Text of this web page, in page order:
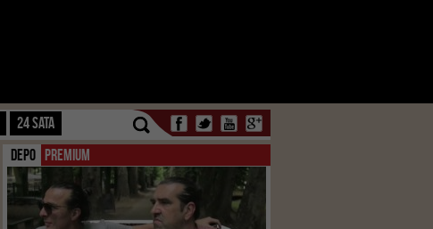
24 SATA
DEPO PREMIUM